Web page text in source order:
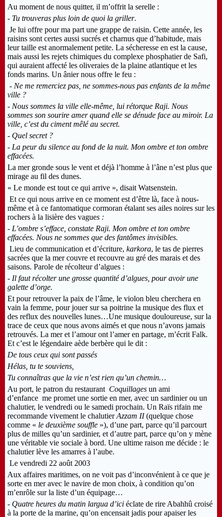
Au moment de nous quitter, il m’offrit la serelle :
- Tu trouveras plus loin de quoi la griller.
Je lui offre pour ma part une grappe de raisin. Cette année, les
raisins sont certes aussi sucrés et charnus que d’habitude, mais
leur taille est anormalement petite. La sécheresse en est la cause,
mais aussi les rejets chimiques du complexe phosphatier de Safi,
qui auraient affecté les oliveraies de la plaine atlantique et les
fonds marins. Un ânier nous offre le feu :
- Ne me remerciez pas, ne sommes-nous pas enfants de la même
ville ?
- Nous sommes la ville elle-même, lui rétorque Raji. Nous
sommes son sourire amer quand elle se dénude face au miroir. La
ville, c’est du ciment mêlé au secret.
- Quel secret ?
- La peur du silence au fond de la nuit. Mon ombre et ton ombre
effacées.
La mer gronde sous le vent et déjà l’homme à l’âne n’est plus que
mirage au fil des dunes.
« Le monde est tout ce qui arrive », disait Watsenstein.
Et ce qui nous arrive en ce moment est d’être là, face à nous-
même et à ce fantomatique cormoran étalant ses ailes noires sur les
rochers à la lisière des vagues :
- L’ombre s’efface, constate Raji. Mon ombre et ton ombre
effacées. Nous ne sommes que des fantômes invisibles.
Lieu de communication et d’écriture, karkora, le tas de pierres
sacrées que la mer couvre et recouvre au gré des marais et des
saisons. Parole de récolteur d’algues :
- Il faut récolter une grosse quantité d’algues, pour avoir une
galette d’orge.
Et pour retrouver la paix de l’âme, le violon bleu cherchera en
vain la femme, pour jouer sur sa poitrine la musique des flux et
des reflux des nouvelles lunes…Une musique douloureuse, sur la
trace de ceux que nous avons aimés et que nous n’avons jamais
retrouvés. La mer et l’amour ont l’amer en partage, m’écrit Falk.
Et c’est le légendaire aède berbère qui le dit :
De tous ceux qui sont passés
Hélas, tu te souviens,
Tu connaîtras que la vie n’est rien qu’un chemin…
Au port, le patron du restaurant Coquillages un ami
d’enfance me promet une sortie en mer, avec un sardinier ou un
chalutier, le vendredi ou le samedi prochain. Un Raïs rifain me
recommande vivement le chalutierAzzam II(quelque chose
comme « le deuxième souffle »), d’une part, parce qu’il parcourt
plus de milles qu’un sardinier, et d’autre part, parce qu’on y mène
une véritable vie sociale à bord. Une ultime raison me décide : le
chalutier lève les amarres à l’aube.
Le vendredi 22 août 2003
Aux affaires maritimes, on ne voit pas d’inconvénient à ce que je
sorte en mer avec le navire de mon choix, à condition qu’on
m’enrôle sur la liste d’un équipage…
- Quatre heures du matin largua d’ici éclate de rire Abahhû croisé
à la porte de la marine, qu’on encensait jadis pour apaiser les